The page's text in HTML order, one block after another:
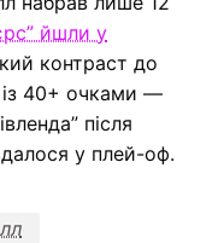
йшли у
контраст до
із 40+ очками —
після
у плей-оф.